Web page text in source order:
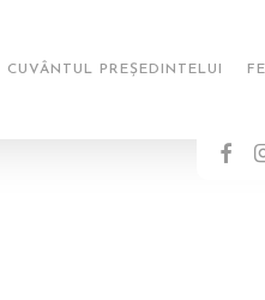
CUVÂNTUL PREȘEDINTELUI